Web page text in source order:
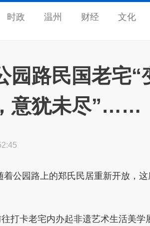
时政 温州 财经 文化
园路民国老宅“
意犹未尽”……
着公园路上的郑氏民居重新开放，
打卡老宅内办起非遗艺术生活美